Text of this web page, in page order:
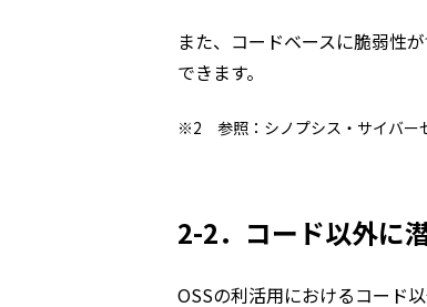
また、コードベースに脆弱性
できます。
※2 参照：シノプシス・サイバー
2-2．コード以外に
OSSの利活用におけるコード